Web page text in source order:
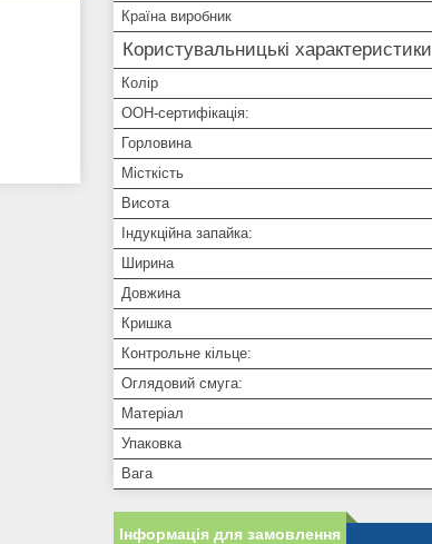
Країна виробник
Користувальницькі характеристики
Колір
ООН-сертифікація:
Горловина
Місткість
Висота
Індукційна запайка:
Ширина
Довжина
Кришка
Контрольне кільце:
Оглядовий смуга:
Матеріал
Упаковка
Вага
Інформація для замовлення